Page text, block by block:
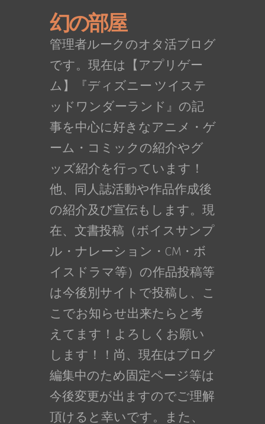
幻の部屋
管理者ルークのオタ活ブログ
です。現在は【アプリゲー
ム】『ディズニー ツイステ
ッドワンダーランド』の記
事を中心に好きなアニメ・ゲ
ーム・コミックの紹介やグ
ッズ紹介を行っています！
他、同人誌活動や作品作成後
の紹介及び宣伝もします。現
在、文書投稿（ボイスサンプ
ル・ナレーション・CM・ボ
イスドラマ等）の作品投稿等
は今後別サイトで投稿し、こ
こでお知らせ出来たらと考
えてます！よろしくお願い
します！！尚、現在はブログ
編集中のため固定ページ等は
今後変更が出ますのでご理解
頂けると幸いです。また、